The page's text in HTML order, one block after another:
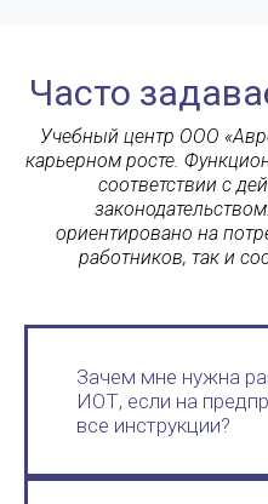
Часто
Учебный центр ООО
карьерном росте.
соответствии с
ориентировано на
работников, так и
Зачем мне нужна
ИОТ, если на
все инструкции?